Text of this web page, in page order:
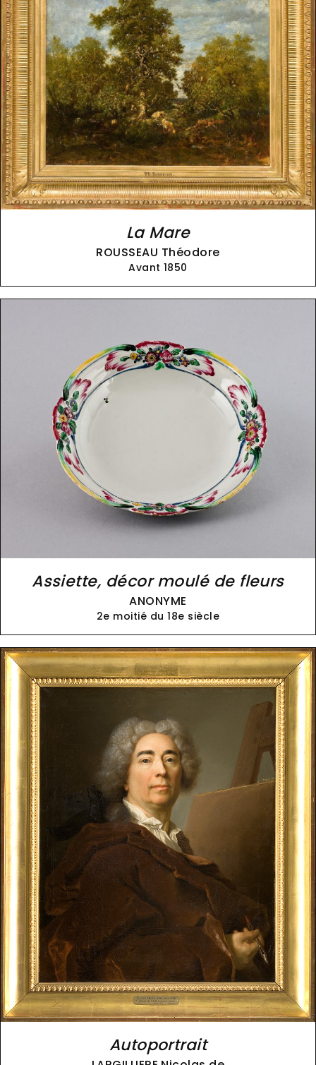
La Mare
ROUSSEAU Théodore
Avant 1850
Assiette, décor moulé de fleurs
ANONYME
2e moitié du 18e siècle
Autoportrait